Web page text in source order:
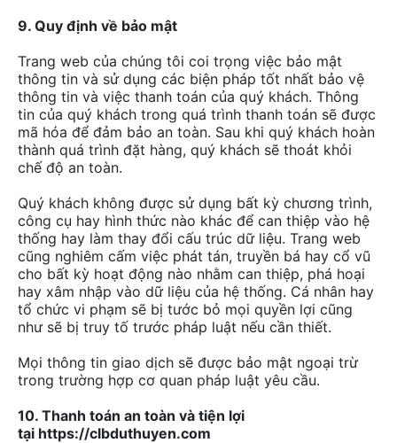
9. Quy định về bảo mật
Trang web của chúng tôi coi trọng việc bảo mật
thông tin và sử dụng các biện pháp tốt nhất bảo vệ
thông tin và việc thanh toán của quý khách. Thông
tin của quý khách trong quá trình thanh toán sẽ được
mã hóa để đảm bảo an toàn. Sau khi quý khách hoàn
thành quá trình đặt hàng, quý khách sẽ thoát khỏi
chế độ an toàn.
Quý khách không được sử dụng bất kỳ chương trình,
công cụ hay hình thức nào khác để can thiệp vào hệ
thống hay làm thay đổi cấu trúc dữ liệu. Trang web
cũng nghiêm cấm việc phát tán, truyền bá hay cổ vũ
cho bất kỳ hoạt động nào nhằm can thiệp, phá hoại
hay xâm nhập vào dữ liệu của hệ thống. Cá nhân hay
tổ chức vi phạm sẽ bị tước bỏ mọi quyền lợi cũng
như sẽ bị truy tố trước pháp luật nếu cần thiết.
Mọi thông tin giao dịch sẽ được bảo mật ngoại trừ
trong trường hợp cơ quan pháp luật yêu cầu.
10. Thanh toán an toàn và tiện lợi
tại https://clbduthuyen.com